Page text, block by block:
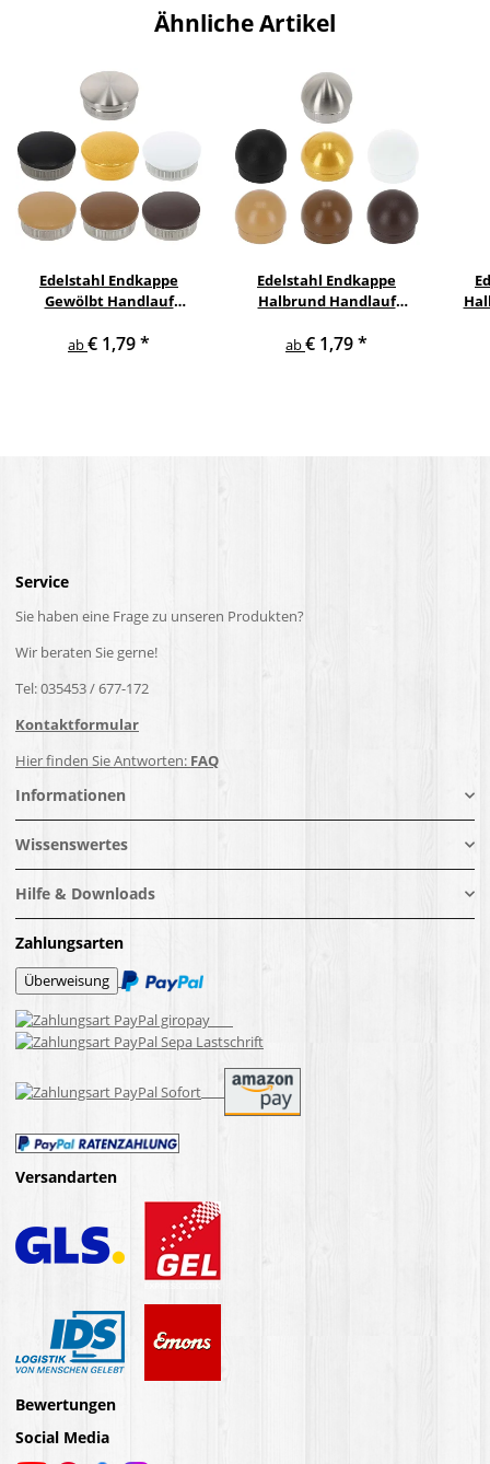
Ähnliche Artikel
Edelstahl Endkappe
Gewölbt Handlauf
ab€ 1,79*
Edelstahl Endkappe
Halbrund Handlauf
ab€ 1,79*
Service
Sie haben eine Frage zu unseren Produkten?
Wir beraten Sie gerne!
Tel: 035453 / 677-172
Kontaktformular
Hier finden Sie Antworten: FAQ
Informationen
Wissenswertes
Hilfe & Downloads
Zahlungsarten
Versandarten
Bewertungen
Social Media